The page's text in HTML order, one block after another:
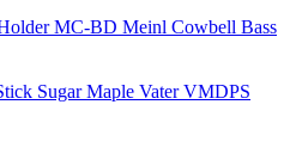
Meinl Cowbell Bass
Vater VMDPS